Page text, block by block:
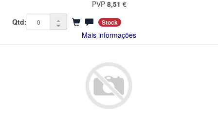
PVP 8,51 €
Qtd:
Stock
Mais informações